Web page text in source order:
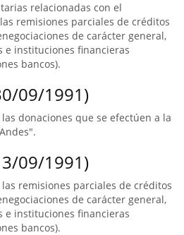
relacionadas con el
remisiones parciales de créditos
de carácter general,
e instituciones financieras
bancos).
09/1991)
donaciones que se efectúen a la
09/1991)
remisiones parciales de créditos
de carácter general,
e instituciones financieras
bancos).